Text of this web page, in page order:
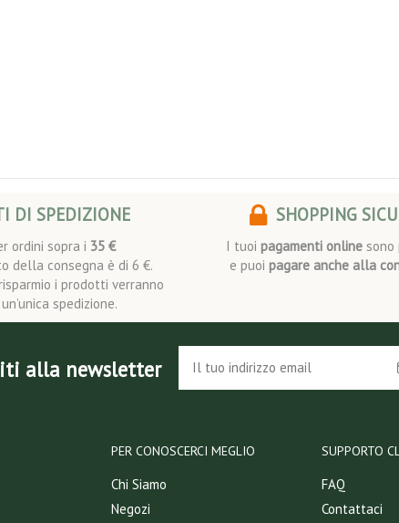
DI SPEDIZIONE
ordini sopra i 35 €
della consegna è di 6 €.
i prodotti verranno
spedizione.
SHOPPING
I tuoi pagamenti onlinesono
e puoi pagare anche alla
alla newsletter
PER CONOSCERCI MEGLIO
Chi Siamo
Negozi
SUPPORTO
FAQ
Contattaci